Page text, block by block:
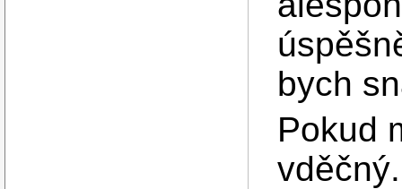
bych
Pokud
vděčný.